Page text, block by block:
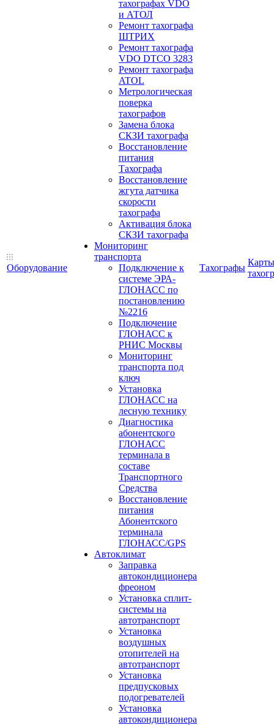
Оборудование
тахографах VDO
и АТОЛ
Ремонт тахографа
ШТРИХ
Ремонт тахографа
VDO DTCO 3283
Ремонт тахографа
ATOL
Метрологическая
поверка
тахографов
Замена блока
СКЗИ тахографа
Восстановление
питания
Тахографа
Восстановление
жгута датчика
скорости
тахографа
Активация блока
СКЗИ тахографа
Мониторинг
транспорта
Подключение к
системе ЭРА-
ГЛОНАСС по
постановлению
№2216
Подключение
ГЛОНАСС к
РНИС Москвы
Мониторинг
транспорта под
ключ
Установка
ГЛОНАСС на
лесную технику
Диагностика
абонентского
ГЛОНАСС
терминала в
составе
Транспортного
Средства
Восстановление
питания
Абонентского
терминала
ГЛОНАСС/GPS
Автоклимат
Заправка
автокондиционера
фреоном
Установка сплит-
системы на
автотранспорт
Установка
воздушных
отопителей на
автотранспорт
Установка
предпусковых
подогревателей
Установка
автокондиционера
Тахографы
Карты